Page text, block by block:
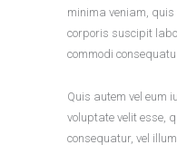
minima veniam,
corporis suscipit
commodi
Quis autem vel eum
voluptate velit esse,
consequatur, vel